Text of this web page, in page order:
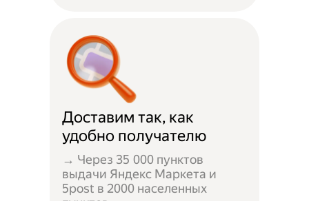
Доставим так, как
удобно получателю
→ Через 35 000 пунктов
выдачи Яндекс Маркета и
5post в 2000 населенных